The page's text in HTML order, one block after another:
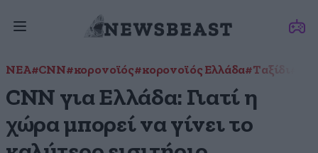
ΝΕΑ#CNN#κορονοϊός#κορονοϊός Ελλάδα#Ταξίδι
CNN για Ελλάδα: Γιατί η
χώρα μπορεί να γίνει το